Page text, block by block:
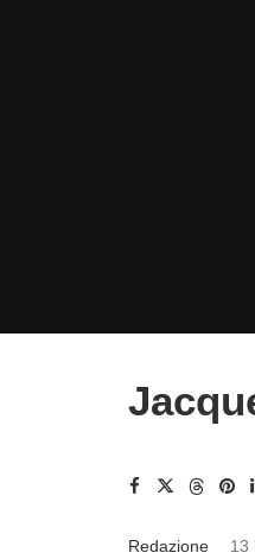
Redazione 13